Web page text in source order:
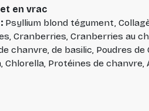
en vrac
Psyllium blond tégument,
Cranberries, Cranberries au
chanvre, de basilic, Poudres de
Chlorella, Protéines de chanvre,